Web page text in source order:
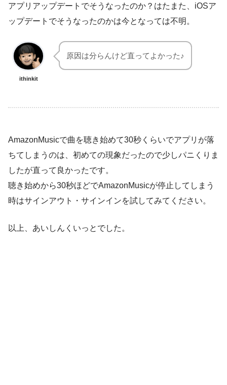
アプリアップデートでそうなったのか？はたまた、iOSア
ップデートでそうなったのかは今となっては不明。
ithinkit
原因は分らんけど直ってよかった♪
AmazonMusicで曲を聴き始めて30秒くらいでアプリが落
ちてしまうのは、初めての現象だったので少しパニくりま
したが直って良かったです。
聴き始めから30秒ほどでAmazonMusicが停止してしまう
時はサインアウト・サインインを試してみてください。
以上、あいしんくいっとでした。